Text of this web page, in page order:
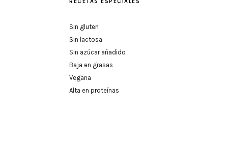
Sin gluten
Sin lactosa
Sin azúcar añadido
Baja en grasas
Vegana
Alta en proteínas